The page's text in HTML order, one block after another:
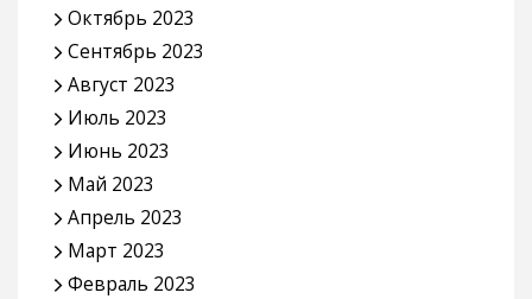
Октябрь 2023
Сентябрь 2023
Август 2023
Июль 2023
Июнь 2023
Май 2023
Апрель 2023
Март 2023
Февраль 2023